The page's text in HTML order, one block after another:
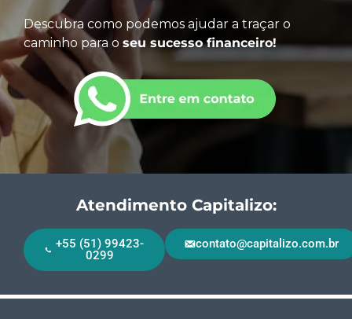
Descubra como podemos ajudar a traçar o
caminho para o seu sucesso financeiro!
Atendimento Capitalizo:
+55 (51) 99423-
0299
contato@capitalizo.com.br